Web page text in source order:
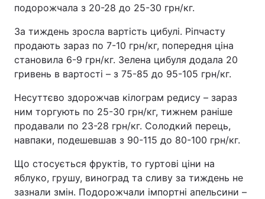
подорожчала з 20-28 до 25-30 грн/кг.
За тиждень зросла вартість цибулі. Ріпчасту
продають зараз по 7-10 грн/кг, попередня ціна
становила 6-9 грн/кг. Зелена цибуля додала 20
гривень в вартості – з 75-85 до 95-105 грн/кг.
Несуттєво здорожчав кілограм редису – зараз
ним торгують по 25-30 грн/кг, тижнем раніше
продавали по 23-28 грн/кг. Солодкий перець,
навпаки, подешевшав з 90-115 до 80-100 грн/кг.
Що стосується фруктів, то гуртові ціни на
яблуко, грушу, виноград та сливу за тиждень не
зазнали змін. Подорожчали імпортні апельсини –